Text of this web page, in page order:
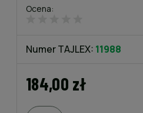
Ocena:
Numer TAJLEX: 11988
184,00 zł